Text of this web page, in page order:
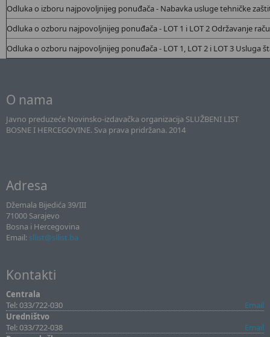
Odluka o izboru najpovoljnijeg ponuđača - Nabavka usluge tehničke
Odluka o ozboru najpovoljnijeg ponuđača - LOT 1 i LOT 2 Održavanje
Odluka o ozboru najpovoljnijeg ponuđača - LOT 1, LOT 2 i LOT 3 Usluga
O nama
Javno preduzeće Novinsko-izdavačka organizacija SLUŽBENI LIST
BOSNE I HERCEGOVINE. Sva prava pridržana. 2014
Adresa
Džemala Bijedića 39/III
71000 Sarajevo
Bosna i Hercegovina
Email: sllist@sllist.ba
Kontakti
Centrala
Tel: 033/722-030
Email
Uredništvo
Tel: 033/722-038
Email